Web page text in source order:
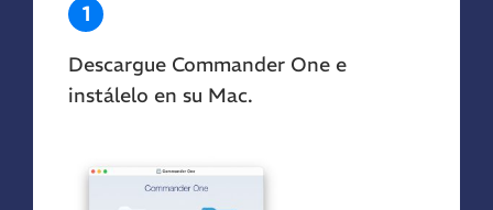
1
Descargue Commander One e
instálelo en su Mac.